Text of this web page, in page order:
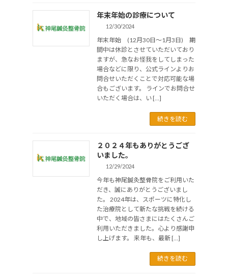
年末年始の診療について
12/30/2024
年末年始 (12月30日～1月3日) 期
間中は休診とさせていただいており
ますが、急なお怪我をしてしまった
場合などに限り、公式ラインよりお
問合せいただくことで対応可能な場
合もございます。 ラインでお問合せ
いただく場合は、い […]
続きを読む
２０２４年もありがとうござ
いました。
12/29/2024
今年も神尾鍼灸整骨院をご利用いた
だき、誠にありがとうございまし
た。 2024年は、スポーツに特化し
た治療院として新たな挑戦を続ける
中で、地域の皆さまにはたくさんご
利用いただきました。心より感謝申
し上げます。 来年も、最新 […]
続きを読む